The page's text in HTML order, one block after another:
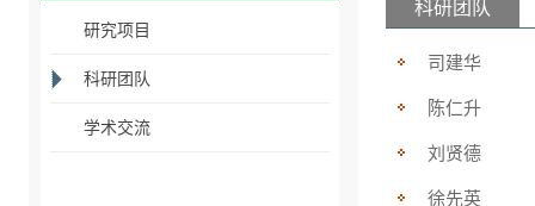
研究项目
科研团队
学术交流
科研团队
司建华
陈仁升
刘贤德
徐先英